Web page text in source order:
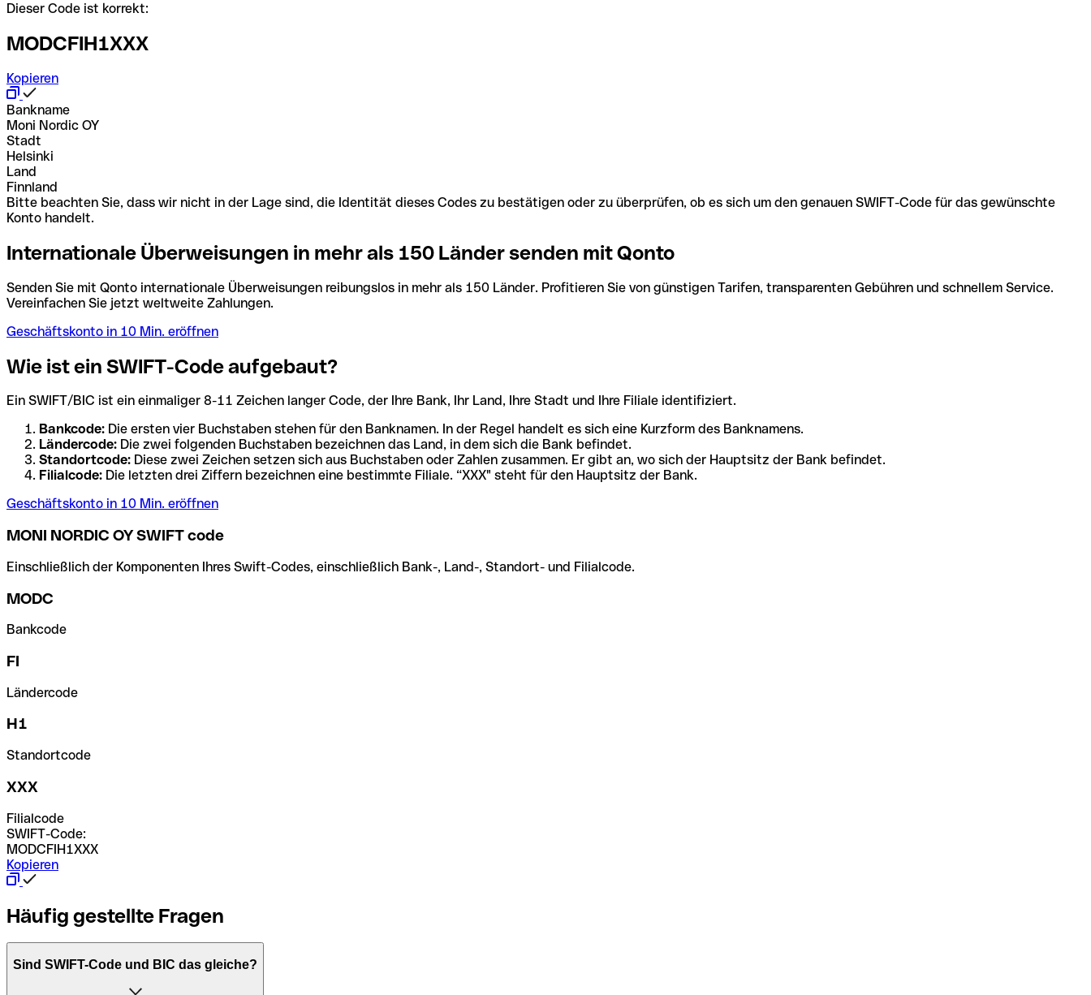
Dieser Code ist korrekt:
MODCFIH1XXX
Kopieren
Bankname
Moni Nordic OY
Stadt
Helsinki
Land
Finnland
Bitte beachten Sie, dass wir nicht in der Lage sind, die Identität dieses Codes zu bestätigen oder zu überprüfen, ob es sich um den genauen SWIFT-Code für das gewünschte
Konto handelt.
Internationale Überweisungen in mehr als 150 Länder senden mit Qonto
Senden Sie mit Qonto internationale Überweisungen reibungslos in mehr als 150 Länder. Profitieren Sie von günstigen Tarifen, transparenten Gebühren und schnellem Service.
Vereinfachen Sie jetzt weltweite Zahlungen.
Geschäftskonto in 10 Min. eröffnen
Wie ist ein SWIFT-Code aufgebaut?
Ein SWIFT/BIC ist ein einmaliger 8-11 Zeichen langer Code, der Ihre Bank, Ihr Land, Ihre Stadt und Ihre Filiale identifiziert.
Bankcode: Die ersten vier Buchstaben stehen für den Banknamen. In der Regel handelt es sich eine Kurzform des Banknamens.
Ländercode: Die zwei folgenden Buchstaben bezeichnen das Land, in dem sich die Bank befindet.
Standortcode: Diese zwei Zeichen setzen sich aus Buchstaben oder Zahlen zusammen. Er gibt an, wo sich der Hauptsitz der Bank befindet.
Filialcode: Die letzten drei Ziffern bezeichnen eine bestimmte Filiale. “XXX" steht für den Hauptsitz der Bank.
Geschäftskonto in 10 Min. eröffnen
MONI NORDIC OY SWIFT code
Einschließlich der Komponenten Ihres Swift-Codes, einschließlich Bank-, Land-, Standort- und Filialcode.
MODC
Bankcode
FI
Ländercode
H1
Standortcode
XXX
Filialcode
SWIFT-Code:
MODCFIH1XXX
Kopieren
Häufig gestellte Fragen
Sind SWIFT-Code und BIC das gleiche?